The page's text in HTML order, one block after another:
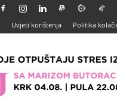
Uvjeti korištenja Politika